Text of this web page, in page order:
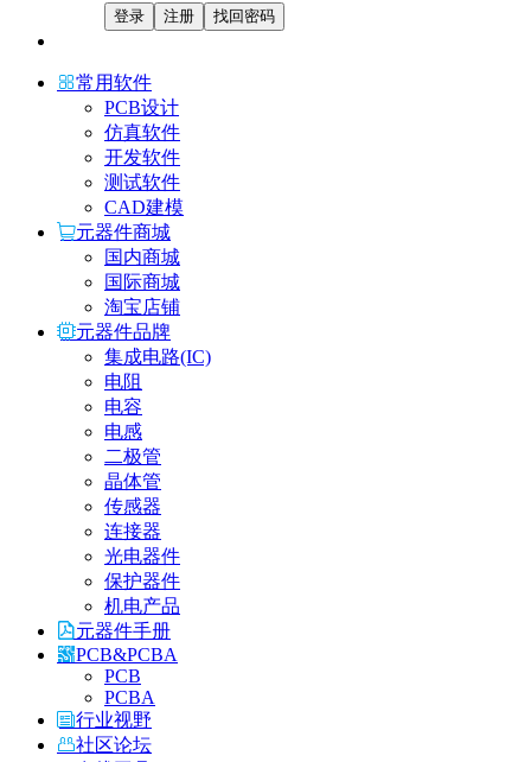
登录 注册 找回密码
常用软件
PCB设计
仿真软件
开发软件
测试软件
CAD建模
元器件商城
国内商城
国际商城
淘宝店铺
元器件品牌
集成电路(IC)
电阻
电容
电感
二极管
晶体管
传感器
连接器
光电器件
保护器件
机电产品
元器件手册
PCB&PCBA
PCB
PCBA
行业视野
社区论坛